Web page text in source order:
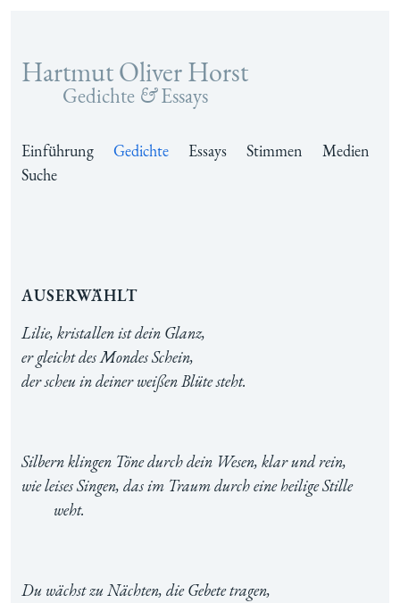
Zum Inhalt springen
Hartmut Oliver Horst
Gedichte &Essays
Einführung Gedichte Essays Stimmen
Medien
Suche
Auserwählt
Lilie, kristallen ist dein Glanz,
er gleicht des Mondes Schein,
der scheu in deiner weißen Blüte steht.
Silbern klingen Töne durch dein Wesen, klar und rein,
wie leises Singen, das im Traum durch eine heilige Stille
weht.
Du wächst zu Nächten, die Gebete tragen,